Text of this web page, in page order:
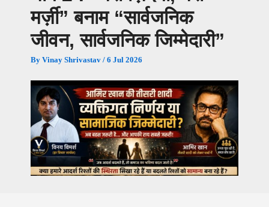
मर्ज़ी” बनाम “सार्वजनिक
जीवन, सार्वजनिक जिम्मेदारी”
By Vinay Shrivastav / 6 Jul 2026